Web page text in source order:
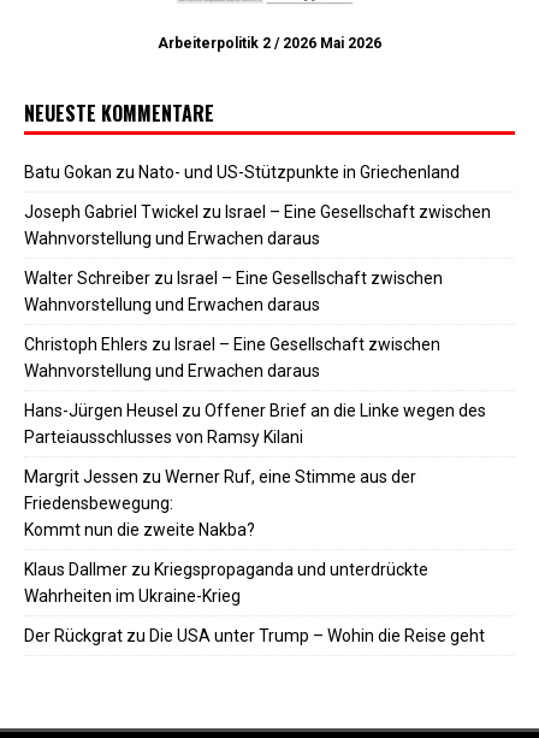
Arbeiterpolitik 2 / 2026 Mai 2026
NEUESTE KOMMENTARE
Batu Gokan zu Nato- und US-Stützpunkte in Griechenland
Joseph Gabriel Twickel zu Israel – Eine Gesellschaft zwischen
Wahnvorstellung und Erwachen daraus
Walter Schreiber zu Israel – Eine Gesellschaft zwischen
Wahnvorstellung und Erwachen daraus
Christoph Ehlers zu Israel – Eine Gesellschaft zwischen
Wahnvorstellung und Erwachen daraus
Hans-Jürgen Heusel zu Offener Brief an die Linke wegen des
Parteiausschlusses von Ramsy Kilani
Margrit Jessen zu Werner Ruf, eine Stimme aus der
Friedensbewegung:
Kommt nun die zweite Nakba?
Klaus Dallmer zu Kriegspropaganda und unterdrückte
Wahrheiten im Ukraine-Krieg
Der Rückgrat zu Die USA unter Trump – Wohin die Reise geht